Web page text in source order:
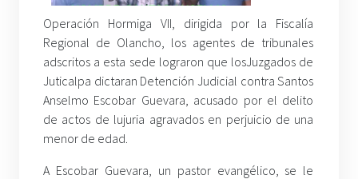
Operación Hormiga VII, dirigida por la Fiscalía
Regional de Olancho, los agentes de tribunales
adscritos a esta sede lograron que losJuzgados de
Juticalpa dictaran Detención Judicial contra Santos
Anselmo Escobar Guevara, acusado por el delito
de actos de lujuria agravados en perjuicio de una
menor de edad.
A Escobar Guevara, un pastor evangélico, se le